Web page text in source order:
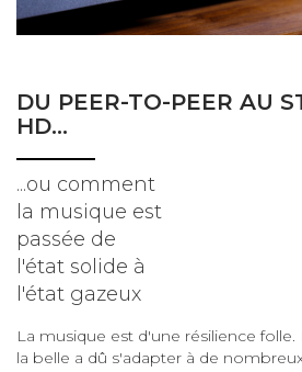
DU PEER-TO-PEER AU
HD...
...ou comment
la musique est
passée de
l'état solide à
l'état gazeux
La musique est d'une résilience
la belle a dû s'adapter à de